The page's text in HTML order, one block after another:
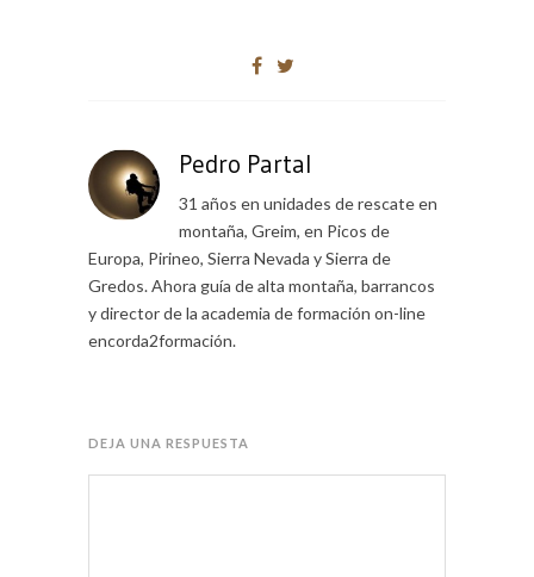
Pedro Partal
31 años en unidades de rescate en
montaña, Greim, en Picos de
Europa, Pirineo, Sierra Nevada y Sierra de
Gredos. Ahora guía de alta montaña, barrancos
y director de la academia de formación on-line
encorda2formación.
DEJA UNA RESPUESTA